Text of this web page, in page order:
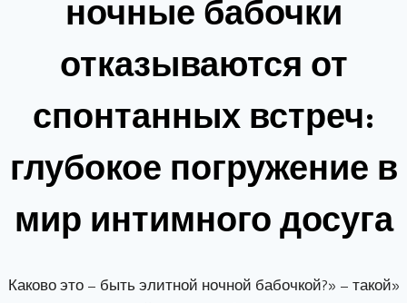
ночные бабочки
отказываются от
спонтанных встреч:
глубокое погружение в
мир интимного досуга
«Каково это — быть элитной ночной бабочкой?» — такой